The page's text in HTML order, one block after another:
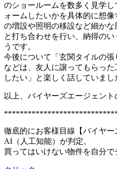
のショールームを数多く見学
ォームしたいかを具体的に想
の増設や照明の移設など細か
と打ち合わせを行い、納得の
うです。
今後について「玄関タイルの
などは、友人に譲ってもらっ
したい」と楽しく話していまし
以上、バイヤーズエージェント
徹底的にお客様目線【バイヤ
AI（人工知能）が判定。
買ってはいけない物件を自分で